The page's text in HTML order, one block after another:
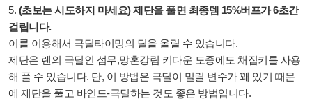
5. (초보는 시도하지 마세요)제단을 풀면 최종뎀 15%버프가 6초간
걸립니다.
이를 이용해서 극딜타이밍의 딜을 올릴 수 있습니다.
제단은 렌의 극딜인 섬무,망혼강림 키다운 도중에도 채집키를 사용
해 풀 수 있습니다. 단, 이 방법은 극딜이 밀릴 변수가 꽤 있기 때문
에 제단을 풀고 바인드-극딜하는 것도 좋은 방법입니다.